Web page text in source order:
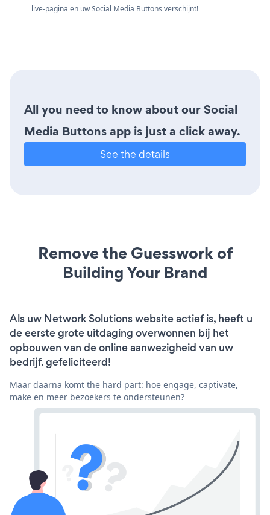
live-pagina en uw Social Media Buttons verschijnt!
All you need to know about our Social
Media Buttons app is just a click away.
See the details
Remove the Guesswork of
Building Your Brand
Als uw Network Solutions website actief is, heeft u
de eerste grote uitdaging overwonnen bij het
opbouwen van de online aanwezigheid van uw
bedrijf. gefeliciteerd!
Maar daarna komt the hard part: hoe engage, captivate,
make en meer bezoekers te ondersteunen?